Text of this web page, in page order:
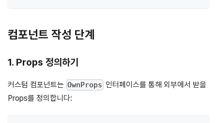
컴포넌트 작성 단계
1. Props 정의하기
커스텀 컴포넌트는 OwnProps 인터페이스를 통해 외부에서 받을
Props를 정의합니다: